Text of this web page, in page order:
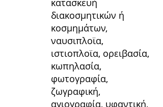
κατασκευή
διακοσμητικών ή
κοσμημάτων,
ναυσιπλοϊα,
ιστιοπλοϊα, ορειβασία,
κωπηλασία,
φωτογραφία,
ζωγραφική,
αγιογραφία, υφαντική,